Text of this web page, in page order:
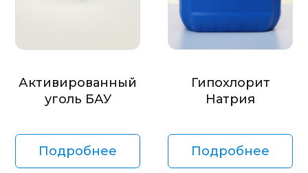
Активированный
уголь БАУ
Подробнее
Гипохлорит
Натрия
Подробнее